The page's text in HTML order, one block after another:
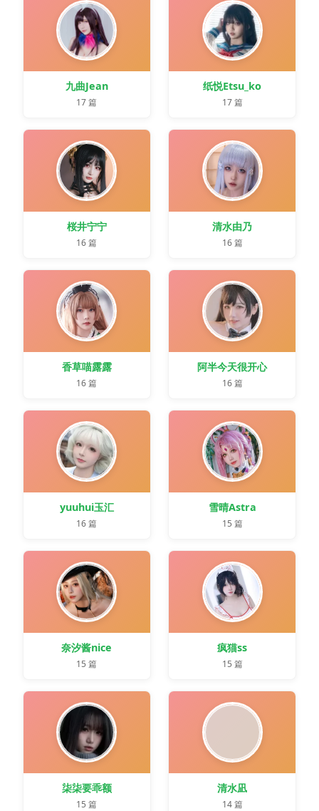
九曲Jean
17 篇
纸悦Etsu_ko
17 篇
桜井宁宁
16 篇
清水由乃
16 篇
香草喵露露
16 篇
阿半今天很开心
16 篇
yuuhui玉汇
16 篇
雪晴Astra
15 篇
奈汐酱nice
15 篇
疯猫ss
15 篇
柒柒要乖额
15 篇
清水凪
14 篇